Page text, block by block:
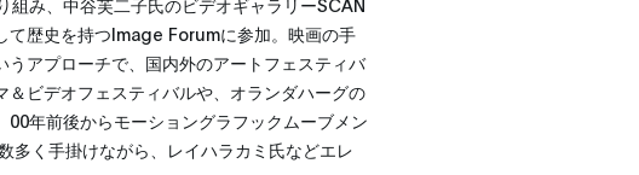
て歴史を持つImage Forumに参加。映画の手
アプローチで、国内外のアートフェスティバ
ビデオフェスティバルや、オランダハーグの
年前後からモーショングラフックムーブメン
多く手掛けながら、レイハラカミ氏などエレ